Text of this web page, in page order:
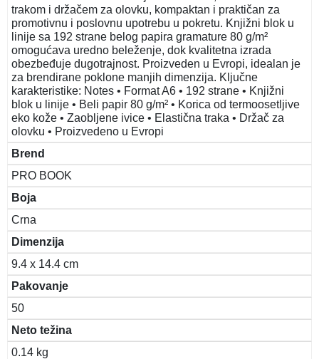
trakom i držačem za olovku, kompaktan i praktičan za
promotivnu i poslovnu upotrebu u pokretu. Knjižni blok u
linije sa 192 strane belog papira gramature 80 g/m²
omogućava uredno beleženje, dok kvalitetna izrada
obezbeđuje dugotrajnost. Proizveden u Evropi, idealan je
za brendirane poklone manjih dimenzija. Ključne
karakteristike: Notes • Format A6 • 192 strane • Knjižni
blok u linije • Beli papir 80 g/m² • Korica od termoosetljive
eko kože • Zaobljene ivice • Elastična traka • Držač za
olovku • Proizvedeno u Evropi
Brend
PRO BOOK
Boja
Crna
Dimenzija
9.4 x 14.4 cm
Pakovanje
50
Neto težina
0.14 kg